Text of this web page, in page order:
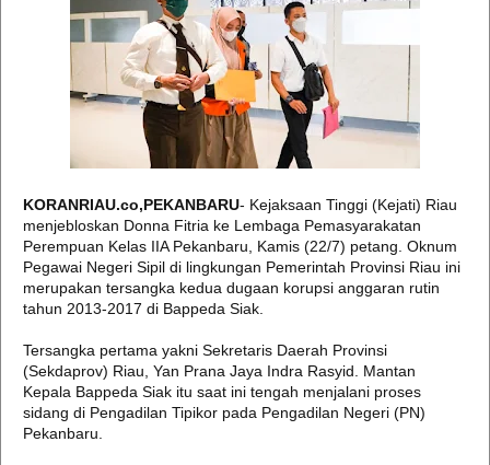
KORANRIAU.co,PEKANBARU- Kejaksaan Tinggi (Kejati) Riau
menjebloskan Donna Fitria ke Lembaga Pemasyarakatan
Perempuan Kelas IIA Pekanbaru, Kamis (22/7) petang. Oknum
Pegawai Negeri Sipil di lingkungan Pemerintah Provinsi Riau ini
merupakan tersangka kedua dugaan korupsi anggaran rutin
tahun 2013-2017 di Bappeda Siak.
Tersangka pertama yakni Sekretaris Daerah Provinsi
(Sekdaprov) Riau, Yan Prana Jaya Indra Rasyid. Mantan
Kepala Bappeda Siak itu saat ini tengah menjalani proses
sidang di Pengadilan Tipikor pada Pengadilan Negeri (PN)
Pekanbaru.